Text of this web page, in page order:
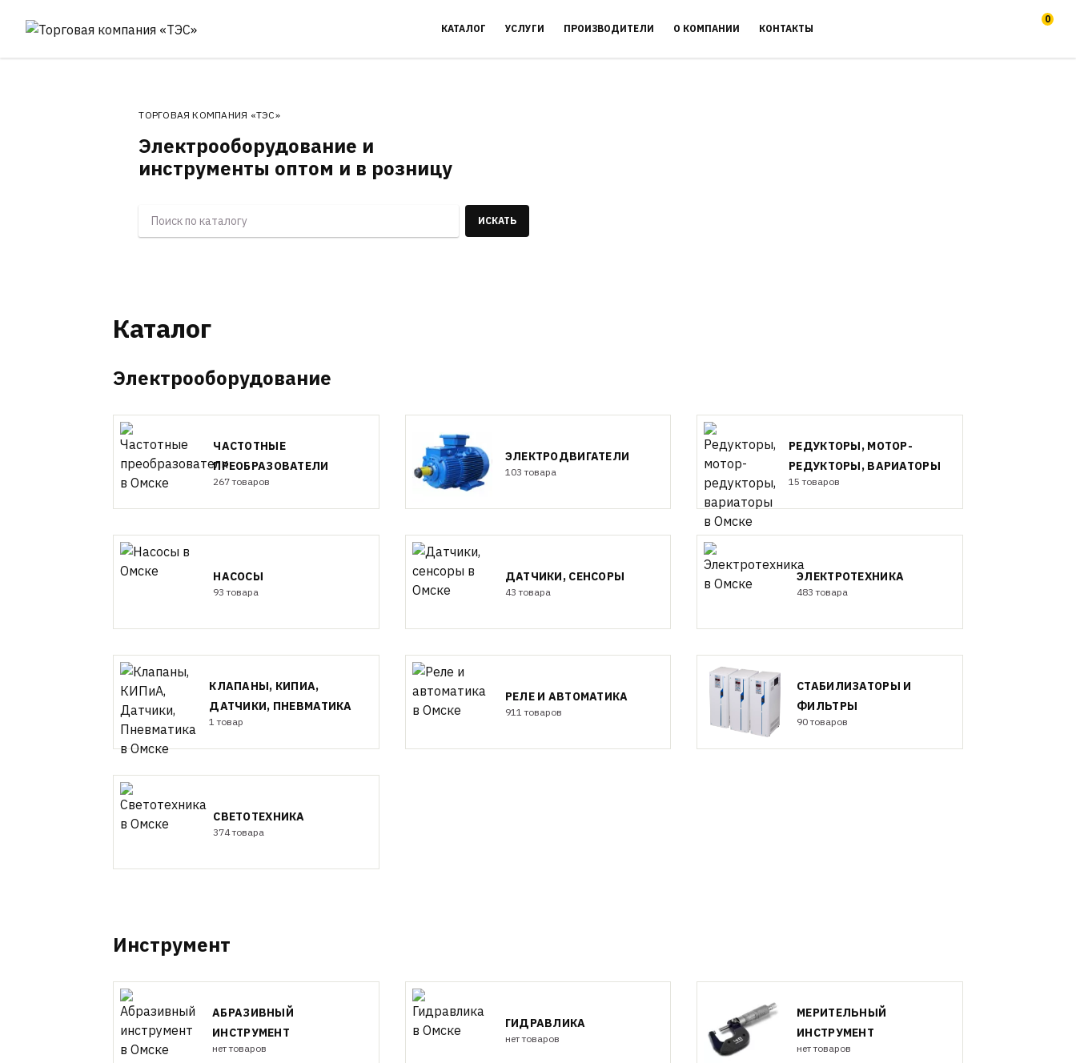
КАТАЛОГ УСЛУГИ ПРОИЗВОДИТЕЛИ О КОМПАНИИ КОНТАКТЫ
0
ТОРГОВАЯ КОМПАНИЯ «ТЭС»
Электрооборудование и
инструменты оптом и в розницу
ИСКАТЬ
Каталог
Электрооборудование
ЧАСТОТНЫЕ
ПРЕОБРАЗОВАТЕЛИ
267 товаров
ЭЛЕКТРОДВИГАТЕЛИ
103 товара
РЕДУКТОРЫ, МОТОР-
РЕДУКТОРЫ, ВАРИАТОРЫ
15 товаров
НАСОСЫ
93 товара
ДАТЧИКИ, СЕНСОРЫ
43 товара
ЭЛЕКТРОТЕХНИКА
483 товара
КЛАПАНЫ, КИПИА,
ДАТЧИКИ, ПНЕВМАТИКА
1 товар
РЕЛЕ И АВТОМАТИКА
911 товаров
СТАБИЛИЗАТОРЫ И
ФИЛЬТРЫ
90 товаров
СВЕТОТЕХНИКА
374 товара
Инструмент
АБРАЗИВНЫЙ
ИНСТРУМЕНТ
нет товаров
ГИДРАВЛИКА
нет товаров
МЕРИТЕЛЬНЫЙ
ИНСТРУМЕНТ
нет товаров